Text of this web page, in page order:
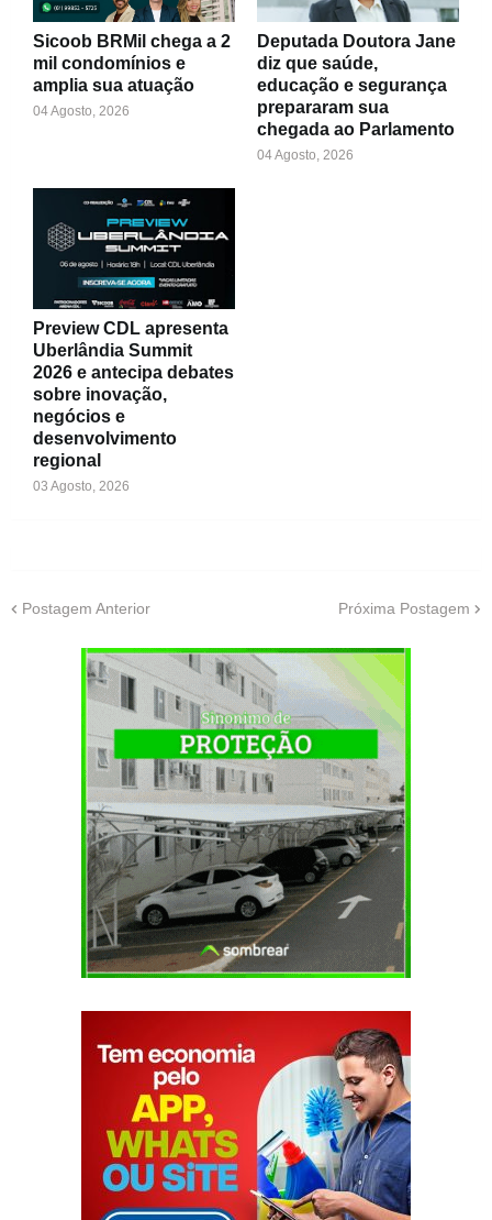
Sicoob BRMil chega a 2
mil condomínios e
amplia sua atuação
04 Agosto, 2026
Deputada Doutora Jane
diz que saúde,
educação e segurança
prepararam sua
chegada ao Parlamento
04 Agosto, 2026
Preview CDL apresenta
Uberlândia Summit
2026 e antecipa debates
sobre inovação,
negócios e
desenvolvimento
regional
03 Agosto, 2026
Postagem Anterior Próxima Postagem